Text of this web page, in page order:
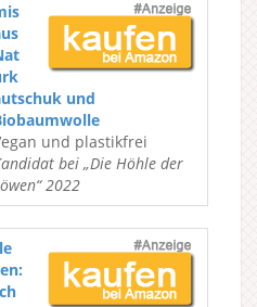
und
und plastikfrei
bei „Die Höhle der
2022